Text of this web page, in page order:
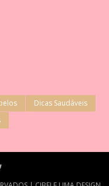
Dicas Saudáveis